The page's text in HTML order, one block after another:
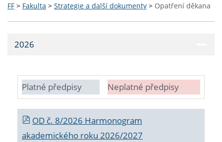
FF > Fakulta > Strategie a další dokumenty > Opatření děkana
2026
Platné předpisy Neplatné předpisy
OD č. 8/2026 Harmonogram
akademického roku 2026/2027